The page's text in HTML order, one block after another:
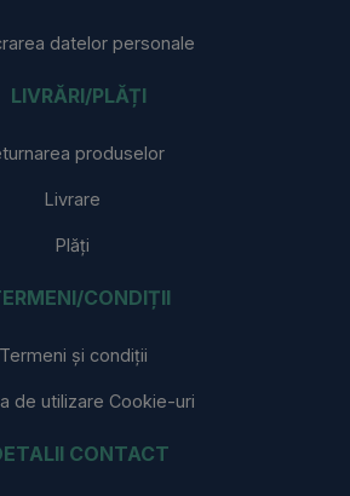
datelor personale
LIVRĂRI/PLĂȚI
produselor
Livrare
Plăți
CONDIȚII
Termeni și condiții
de utilizare Cookie-uri
CONTACT